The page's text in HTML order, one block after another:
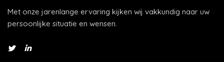
Met onze jarenlange ervaring kijken wij vakkundig naar uw
persoonlijke situatie en wensen.